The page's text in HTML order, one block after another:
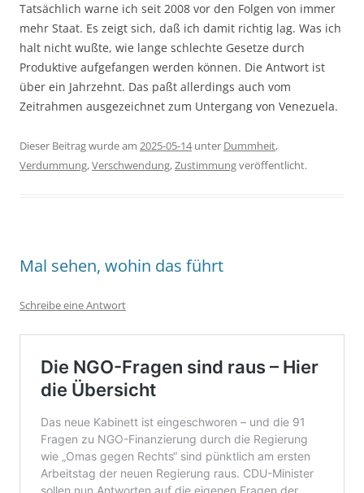
Tatsächlich warne ich seit 2008 vor den Folgen von immer
mehr Staat. Es zeigt sich, daß ich damit richtig lag. Was ich
halt nicht wußte, wie lange schlechte Gesetze durch
Produktive aufgefangen werden können. Die Antwort ist
über ein Jahrzehnt. Das paßt allerdings auch vom
Zeitrahmen ausgezeichnet zum Untergang von Venezuela.
Dieser Beitrag wurde am 2025-05-14unter Dummheit,
Verdummung,Verschwendung,Zustimmungveröffentlicht.
Mal sehen, wohin das führt
Schreibe eine Antwort